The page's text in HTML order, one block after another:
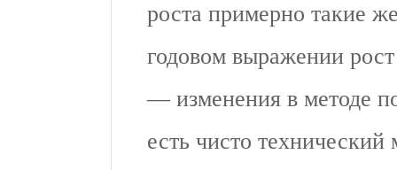
роста примерно такие
годовом выражении
— изменения в методе
есть чисто